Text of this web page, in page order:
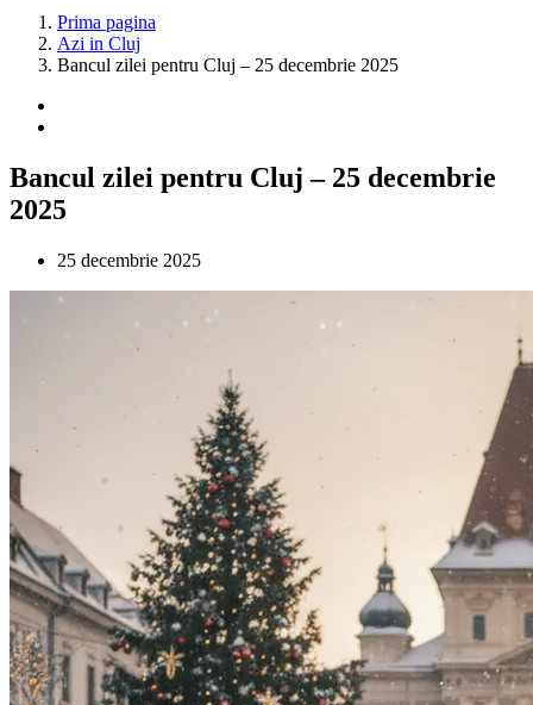
Prima pagina
Azi in Cluj
Bancul zilei pentru Cluj – 25 decembrie 2025
Bancul zilei pentru Cluj – 25 decembrie
2025
25 decembrie 2025